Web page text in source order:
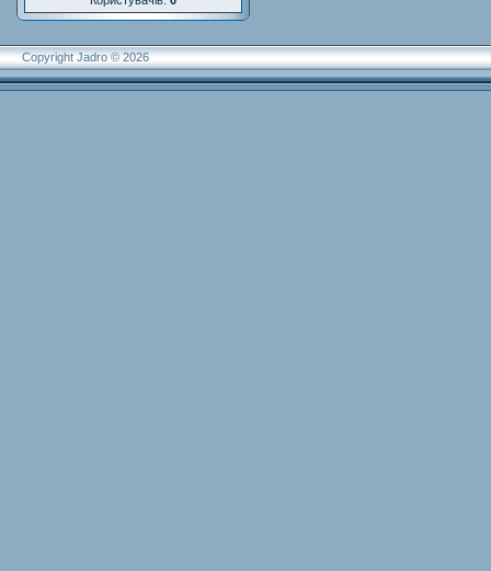
Copyright Jadro © 2026